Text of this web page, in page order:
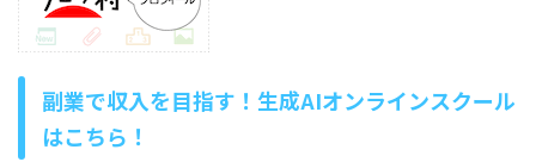
副業で収入を目指す！生成AIオンラインスクール
はこちら！